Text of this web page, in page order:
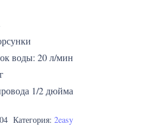
воды: 20 л/мин
1/2 дюйма
Категория: 2easy